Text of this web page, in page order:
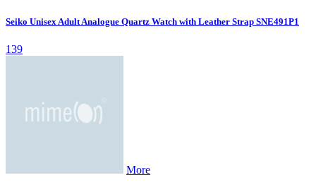
Seiko Unisex Adult Analogue Quartz Watch with Leather Strap SNE491P1
139
More